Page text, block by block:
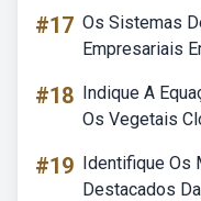
#17 Os Sistemas
Empresariais
#18 Indique A
Os Vegetais
#19 Identifique Os
Destacados